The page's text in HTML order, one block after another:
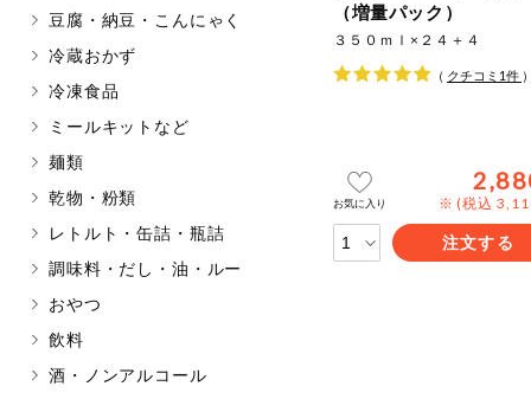
リセット
豆腐・納豆・こんにゃく
冷蔵おかず
冷凍食品
ミールキットなど
麺類
乾物・粉類
レトルト・缶詰・瓶詰
調味料・だし・油・ルー
おやつ
飲料
酒・ノンアルコール
（増量パック）
３５０ｍｌ×２４＋４
（ クチコミ 1件
お気に入り ※ (税込
注文する